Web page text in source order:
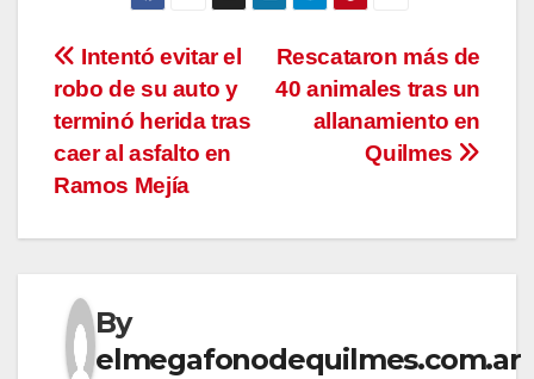
Navegación
de
entradas
Rescataron más de
40 animales tras un
allanamiento en
Quilmes
Intentó evitar el
robo de su auto y
terminó herida tras
caer al asfalto en
Ramos Mejía
By
elmegafonodequilmes.com.ar